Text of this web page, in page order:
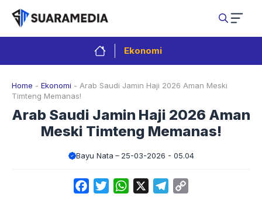
Langsung
isi
Ekonomi
Home - Ekonomi - Arab Saudi Jamin Haji 2026 Aman Meski
Timteng Memanas!
Arab Saudi Jamin Haji 2026 Aman
Meski Timteng Memanas!
Bayu Nata 25-03-2026 - 05.04
FacebookTwitterWhatsApp Telegram